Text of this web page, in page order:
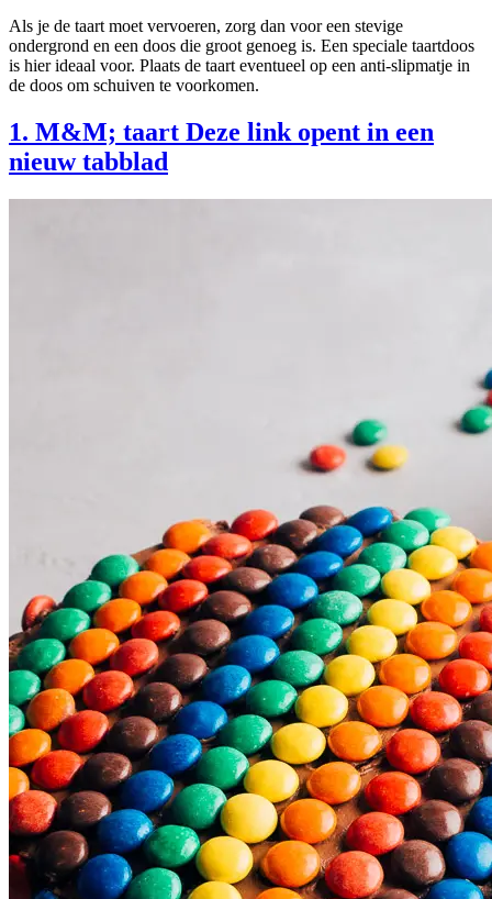
Als je de taart moet vervoeren, zorg dan voor een stevige
ondergrond en een doos die groot genoeg is. Een speciale taartdoos
is hier ideaal voor. Plaats de taart eventueel op een anti-slipmatje in
de doos om schuiven te voorkomen.
1. M&M; taart Deze link opent in een
nieuw tabblad